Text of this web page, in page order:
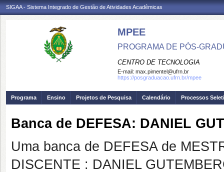
SIGAA - Sistema Integrado de Gestão de Atividades Acadêmicas
MPEE
PROGRAMA DE PÓS-
CENTRO DE TECNOLOGIA
E-mail: max.pimentel@ufrn.br
https://posgraduacao.ufrn.br/mpee
Programa Ensino Projetos de Pesquisa Calendário Processos
Banca de DEFESA: DANIEL
Uma banca de DEFESA de
DISCENTE : DANIEL